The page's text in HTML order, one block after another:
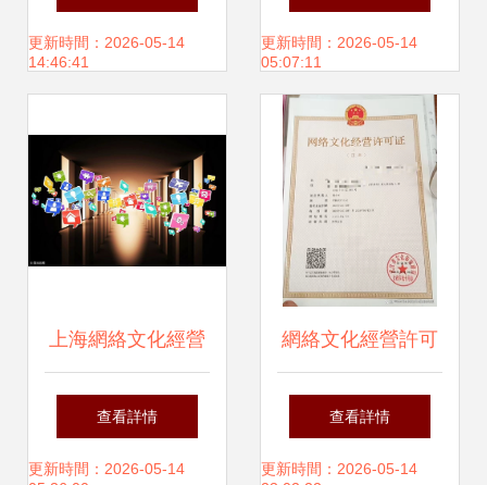
析 聚焦5月31日網
更新時間：2026-05-14
14:46:41
高地與消費者洞察
賦能
更新時間：2026-05-14
05:07:11
上海網絡文化經營
許可證辦理條件詳
解
查看詳情
更新時間：2026-05-14
網絡文化經營許可
證網絡表演類別辦
理 地區成本差異與
查看詳情
更新時間：2026-05-14